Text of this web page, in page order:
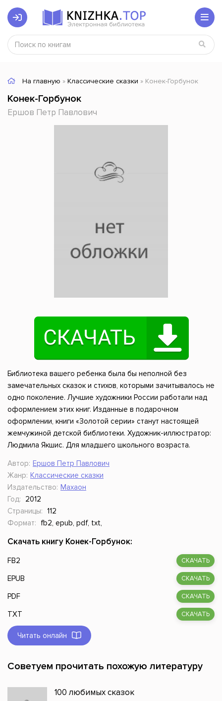
На главную » Классические сказки » Конек-Горбунок
Конек-Горбунок
Ершов Петр Павлович
Библиотека вашего ребенка была бы неполной без
замечательных сказок и стихов, которыми зачитывалось не
одно поколение. Лучшие художники России работали над
оформлением этих книг. Изданные в подарочном
оформлении, книги «Золотой серии» станут настоящей
жемчужиной детской библиотеки. Художник-иллюстратор:
Людмила Якшис. Для младшего школьного возраста.
Автор: Ершов Петр Павлович
Жанр: Классические сказки
Издательство: Махаон
Год:
2012
Страницы: 112
Формат:
fb2, epub, pdf, txt,
Скачать книгу Конек-Горбунок:
FB2 СКАЧАТЬ
EPUB СКАЧАТЬ
PDF СКАЧАТЬ
TXT СКАЧАТЬ
Читать онлайн
Советуем прочитать похожую литературу
100 любимых сказок